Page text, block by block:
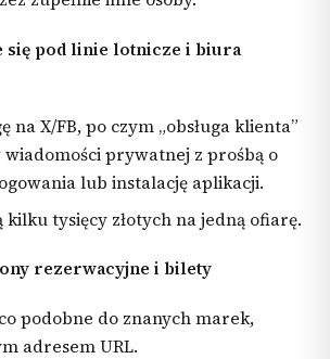
się pod linie lotnicze i biura
na X/FB, po czym „obsługa klienta”
wiadomości prywatnej z prośbą o
lub instalację aplikacji.
kilku tysięcy złotych na jedną ofiarę.
rezerwacyjne i bilety
podobne do znanych marek,
adresem URL.